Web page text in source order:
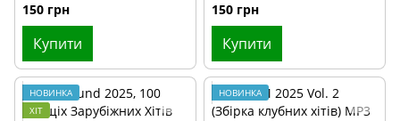
150 грн
Купити
150 грн
Купити
НОВИНКА
ХІТ
НОВИНКА